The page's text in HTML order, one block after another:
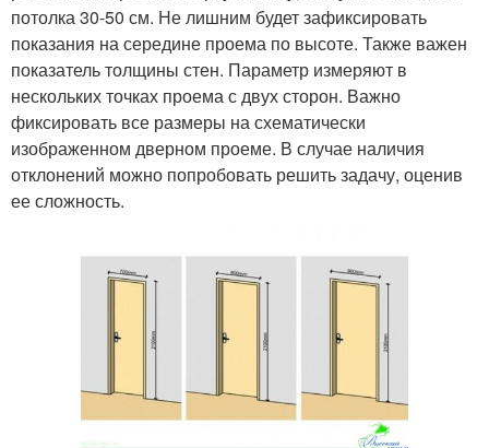
потолка 30-50 см. Не лишним будет зафиксировать
показания на середине проема по высоте. Также важен
показатель толщины стен. Параметр измеряют в
нескольких точках проема с двух сторон. Важно
фиксировать все размеры на схематически
изображенном дверном проеме. В случае наличия
отклонений можно попробовать решить задачу, оценив
ее сложность.